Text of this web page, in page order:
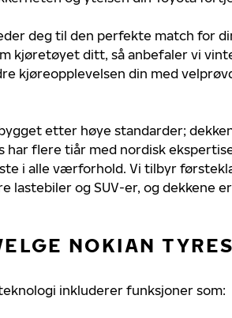
deg til den perfekte match for
kjøretøyet ditt, så anbefaler vi
kjøreopplevelsen din med
etter høye standarder;
har flere tiår med nordisk
i alle værforhold. Vi tilbyr
lastebiler og SUV-er, og dekkene
NOKIAN
inkluderer funksjoner som: